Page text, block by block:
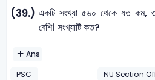
(39.) একটি সংখ্যা ৫৬০ থেকে যত কম,
বেশি। সংখ্যাটি কত?
Ans
PSC
NU Section